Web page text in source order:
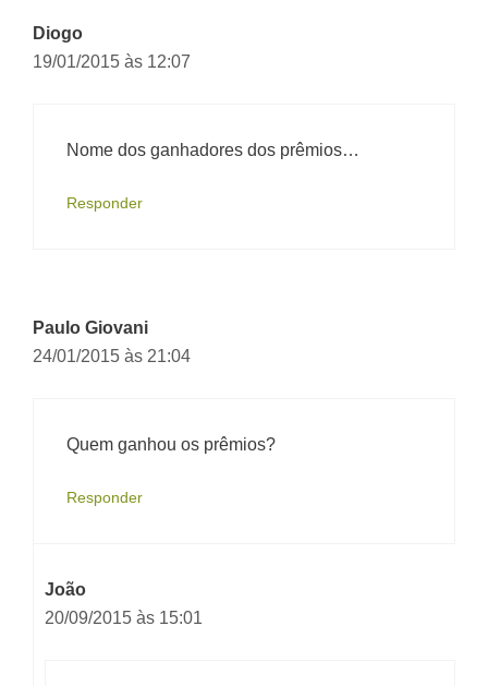
Diogo
19/01/2015 às 12:07
Nome dos ganhadores dos prêmios…
Responder
Paulo Giovani
24/01/2015 às 21:04
Quem ganhou os prêmios?
Responder
João
20/09/2015 às 15:01